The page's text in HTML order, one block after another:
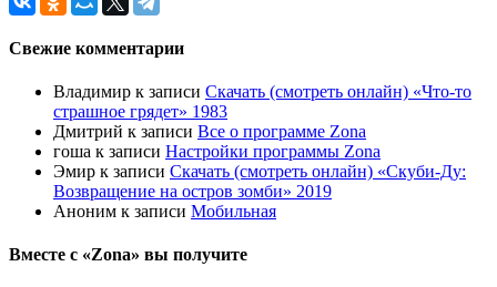
Свежие комментарии
Владимир к записи Скачать (смотреть онлайн) «Что-то
страшное грядет» 1983
Дмитрий к записи Все о программе Zona
гоша к записи Настройки программы Zona
Эмир к записи Скачать (смотреть онлайн) «Скуби-Ду:
Возвращение на остров зомби» 2019
Аноним к записи Мобильная
Вместе с «Zona» вы получите